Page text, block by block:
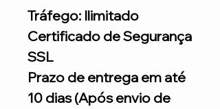
Tráfego: Ilimitado
Certificado de Segurança
SSL
Prazo de entrega em até
10 dias (Após envio de